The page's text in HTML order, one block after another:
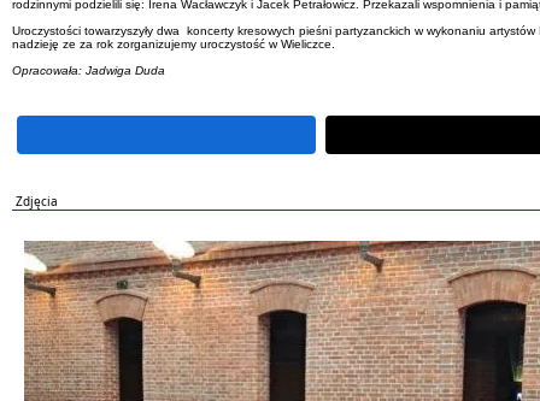
rodzinnymi podzielili się: Irena Wacławczyk i Jacek Petrałowicz. Przekazali wspomnienia i
Uroczystości towarzyszyły dwa koncerty kresowych pieśni partyzanckich w wykonaniu
nadzieję ze za rok zorganizujemy uroczystość w Wieliczce.
Opracowała: Jadwiga Duda
Zdjęcia